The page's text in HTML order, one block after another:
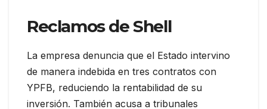
Reclamos de Shell
La empresa denuncia que el Estado intervino
de manera indebida en tres contratos con
YPFB, reduciendo la rentabilidad de su
inversión. También acusa a tribunales